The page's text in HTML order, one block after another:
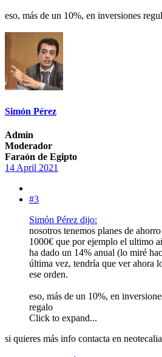
eso, más de un 10%, en inversiones
Simón Pérez
Admin
Moderador
Faraón de Egipto
14 April 2021
#3
Simón Pérez dijo:
nosotros tenemos planes de
1000€ que por ejemplo el ultimo
ha dado un 14% anual (lo miré
última vez, tendría que ver ahora
ese orden.
eso, más de un 10%, en
regalo
Click to expand...
si quieres más info contacta en